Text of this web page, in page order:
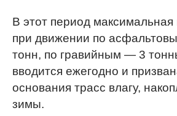
В этот период максимальная
при движении по
тонн, по гравийным — 3
вводится ежегодно и
основания трасс влагу,
зимы.